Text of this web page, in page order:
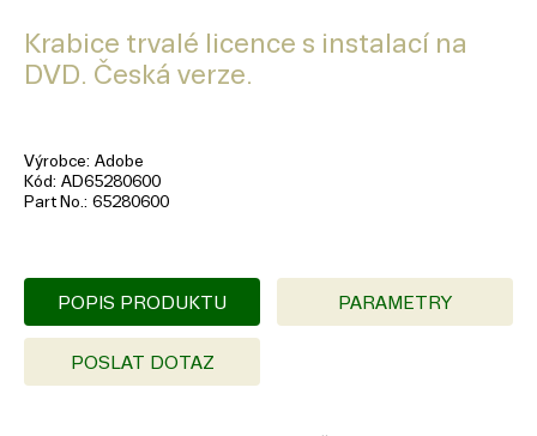
Krabice trvalé licence s instalací na
DVD. Česká verze.
Výrobce Adobe
Kód AD65280600
Part No. 65280600
POPIS PRODUKTU PARAMETRY
POSLAT DOTAZ